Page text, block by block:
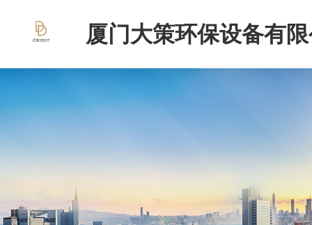
厦门大策环保设备有